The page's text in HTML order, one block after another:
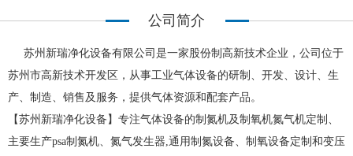
公司简介
苏州新瑞净化设备有限公司是一家股份制高新技术企业，公司位于
苏州市高新技术开发区，从事工业气体设备的研制、开发、设计、生
产、制造、销售及服务，提供气体资源和配套产品。
【苏州新瑞净化设备】专注气体设备的制氮机及制氧机氮气机定制、
主要生产psa制氮机、氮气发生器,通用制氮设备、制氧设备定制和变压